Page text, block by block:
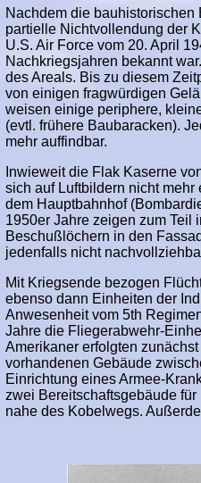
Nachdem die
partielle Nichtvollendung der
U.S. Air Force vom 20. April
Nachkriegsjahren bekannt
des Areals. Bis zu diesem
von einigen fragwürdigen
weisen einige periphere,
(evtl. frühere Baubaracken).
mehr auffindbar.
Inwieweit die Flak Kaserne
sich auf Luftbildern nicht mehr
dem Hauptbahnhof
1950er Jahre zeigen zum Teil
Beschußlöchern in den
jedenfalls nicht
Mit Kriegsende bezogen
ebenso dann Einheiten der
Anwesenheit vom 5th
Jahre die Fliegerabwehr-
Amerikaner erfolgten
vorhandenen Gebäude
Einrichtung eines Armee-
zwei Bereitschaftsgebäude
nahe des Kobelwegs.